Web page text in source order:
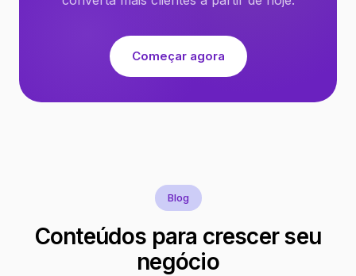
Começar agora
Blog
Conteúdos para crescer seu
negócio